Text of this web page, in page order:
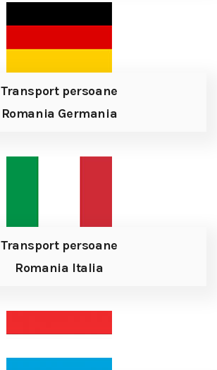
Transport persoane
Romania Germania
Transport persoane
Romania Italia